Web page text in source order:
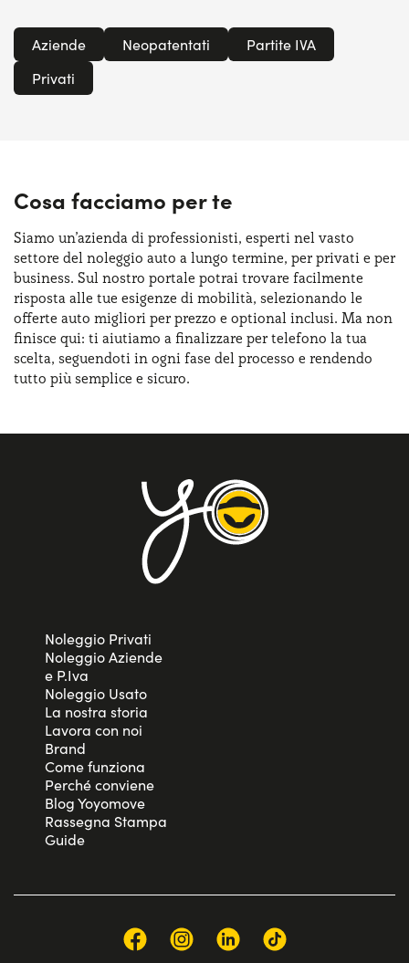
Aziende Neopatentati
Partite IVA
Privati
Cosa facciamo per te
Siamo un’azienda di professionisti, esperti nel vasto
settore del noleggio auto a lungo termine, per privati e per
business. Sul nostro portale potrai trovare facilmente
risposta alle tue esigenze di mobilità, selezionando le
offerte auto migliori per prezzo e optional inclusi. Ma non
finisce qui: ti aiutiamo a finalizzare per telefono la tua
scelta, seguendoti in ogni fase del processo e rendendo
tutto più semplice e sicuro.
Noleggio Privati
Noleggio Aziende
e P.Iva
Noleggio Usato
La nostra storia
Lavora con noi
Brand
Come funziona
Perché conviene
Blog Yoyomove
Rassegna Stampa
Guide